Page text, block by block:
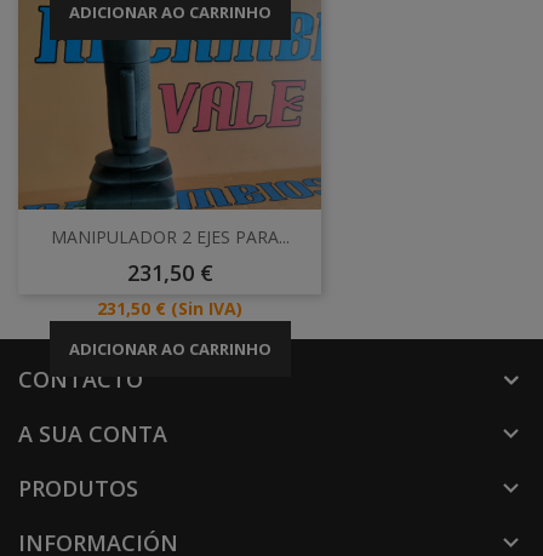
ADICIONAR AO CARRINHO
MANIPULADOR 2 EJES PARA...
Preço
231,50 €
Preço
231,50 € (Sin IVA)
ADICIONAR AO CARRINHO
CONTACTO
A SUA CONTA

PRODUTOS 
INFORMACIÓN 